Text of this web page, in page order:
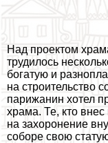
Над проектом
трудилось
богатую и
на строительство
парижанин хотел
храма. Те, кто
на захоронение
соборе свою